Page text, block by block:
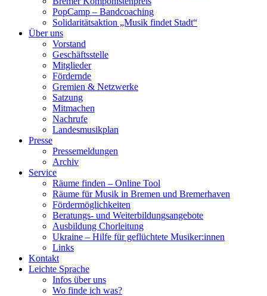
PopCamp – Bandcoaching
Solidaritätsaktion „Musik findet Stadt“
Über uns
Vorstand
Geschäftsstelle
Mitglieder
Fördernde
Gremien & Netzwerke
Satzung
Mitmachen
Nachrufe
Landesmusikplan
Presse
Pressemeldungen
Archiv
Service
Räume finden – Online Tool
Räume für Musik in Bremen und Bremerhaven
Fördermöglichkeiten
Beratungs- und Weiterbildungsangebote
Ausbildung Chorleitung
Ukraine – Hilfe für geflüchtete Musiker:innen
Links
Kontakt
Leichte Sprache
Infos über uns
Wo finde ich was?